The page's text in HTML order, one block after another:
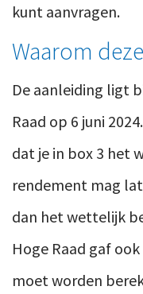
kunt aanvragen.
Waarom
De aanleiding ligt
Raad op 6 juni 2024.
dat je in box 3 het
rendement mag
dan het wettelijk
Hoge Raad gaf
moet worden